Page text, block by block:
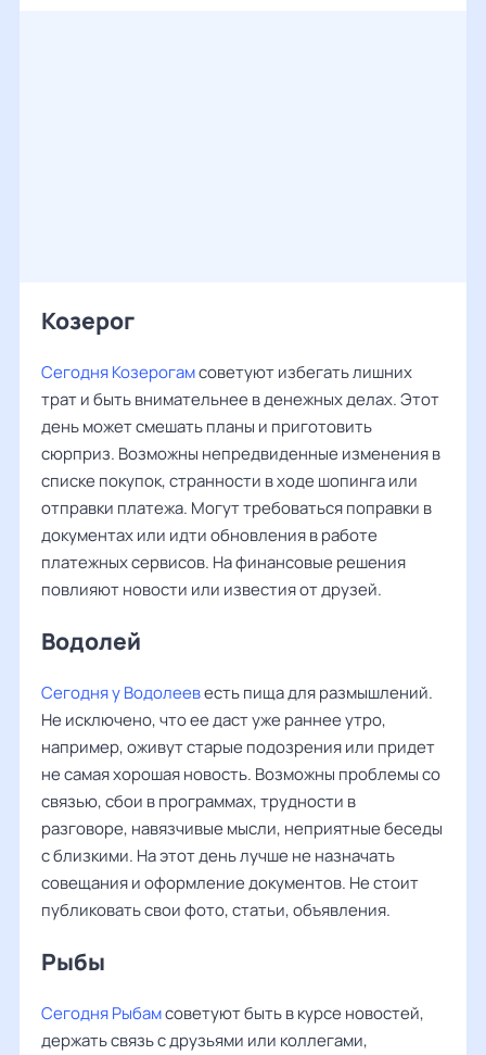
Козерог
Сегодня Козерогамсоветуют избегать лишних
трат и быть внимательнее в денежных делах. Этот
день может смешать планы и приготовить
сюрприз. Возможны непредвиденные изменения в
списке покупок, странности в ходе шопинга или
отправки платежа. Могут требоваться поправки в
документах или идти обновления в работе
платежных сервисов. На финансовые решения
повлияют новости или известия от друзей.
Водолей
Сегодня у Водолеевесть пища для размышлений.
Не исключено, что ее даст уже раннее утро,
например, оживут старые подозрения или придет
не самая хорошая новость. Возможны проблемы со
связью, сбои в программах, трудности в
разговоре, навязчивые мысли, неприятные беседы
с близкими. На этот день лучше не назначать
совещания и оформление документов. Не стоит
публиковать свои фото, статьи, объявления.
Рыбы ‌‌
Сегодня Рыбамсоветуют быть в курсе новостей,
держать связь с друзьями или коллегами,